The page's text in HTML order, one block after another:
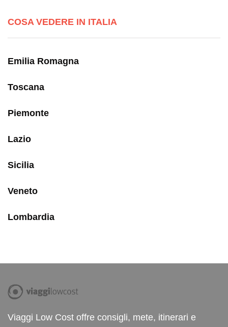
COSA VEDERE IN ITALIA
Emilia Romagna
Toscana
Piemonte
Lazio
Sicilia
Veneto
Lombardia
Viaggi Low Cost offre consigli, mete, itinerari e